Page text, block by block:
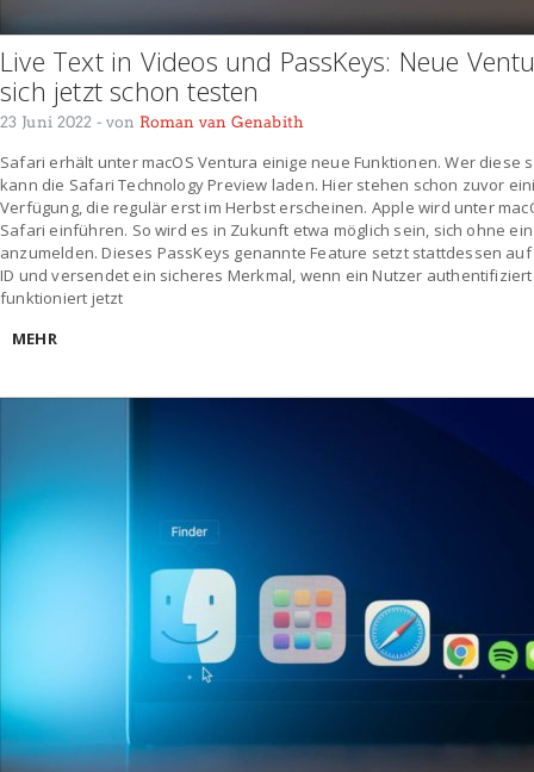
Live Text in Videos und PassKeys: Neue
sich jetzt schon testen
23 Juni 2022 - von Roman van Genabith
Safari erhält unter macOS Ventura einige neue Funktionen. Wer diese
kann die Safari Technology Preview laden. Hier stehen schon zuvor
Verfügung, die regulär erst im Herbst erscheinen. Apple wird unter
Safari einführen. So wird es in Zukunft etwa möglich sein, sich ohne
anzumelden. Dieses PassKeys genannte Feature setzt stattdessen
ID und versendet ein sicheres Merkmal, wenn ein Nutzer authentifiziert
funktioniert jetzt
MEHR